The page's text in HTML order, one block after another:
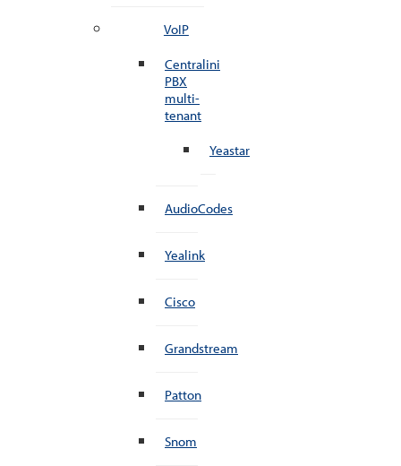
VoIP
Centralini
PBX
multi-
tenant
Yeastar
AudioCodes
Yealink
Cisco
Grandstream
Patton
Snom